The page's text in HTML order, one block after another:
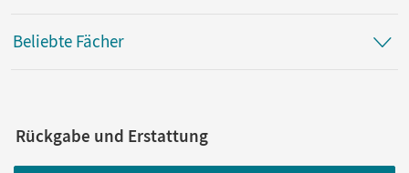
Beliebte Fächer
Rückgabe und Erstattung